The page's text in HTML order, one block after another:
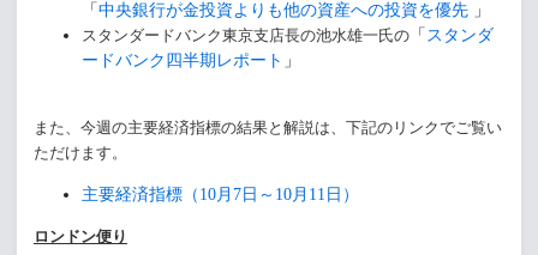
「 中央銀行が金投資よりも他の資産への投資を優先 」
スタンダードバンク東京支店長の池水雄一氏の 「 スタンダ
ードバンク四半期レポート 」
また、今週の主要経済指標の結果と解説は、下記のリンクでご覧い
ただけます。
主要経済指標（10月7日～10月11日）
ロンドン便り